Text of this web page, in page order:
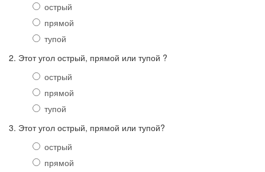
острый
прямой
тупой
2. Этот угол острый, прямой или тупой ?
острый
прямой
тупой
3. Этот угол острый, прямой или тупой?
острый
прямой